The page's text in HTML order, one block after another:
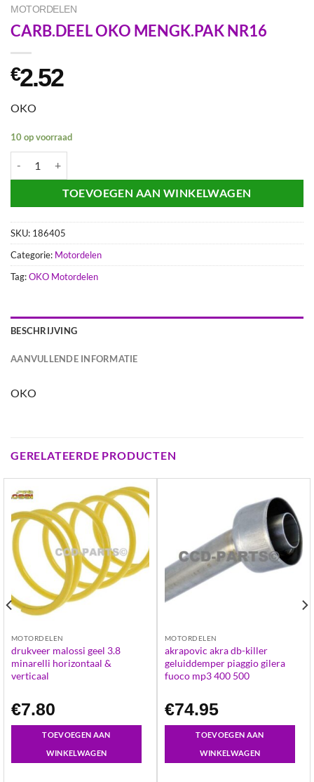
MOTORDELEN
CARB.DEEL OKO MENGK.PAK NR16
€2.52
OKO
10 op voorraad
TOEVOEGEN AAN WINKELWAGEN
SKU: 186405
Categorie: Motordelen
Tag:OKO Motordelen
BESCHRIJVING
AANVULLENDE INFORMATIE
OKO
GERELATEERDE PRODUCTEN
MOTORDELEN
drukveer malossi geel 3.8
minarelli horizontaal &
verticaal
€7.80
TOEVOEGEN AAN
WINKELWAGEN
MOTORDELEN
akrapovic akra db-killer
geluiddemper piaggio gilera
fuoco mp3 400 500
€74.95
TOEVOEGEN AAN
WINKELWAGEN